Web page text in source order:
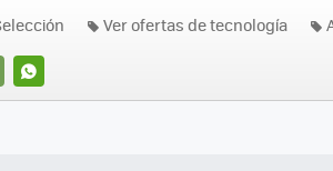
WHATSAPP
Ver ofertas de tecnología